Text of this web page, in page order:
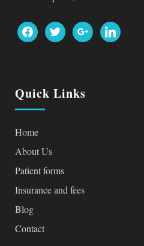
facebooktwitter googlelinkedin
Quick Links
Home
About Us
Patient forms
Insurance and fees
Blog
Contact